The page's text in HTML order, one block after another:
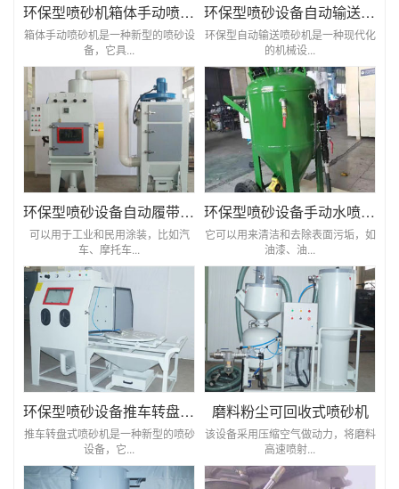
环保型喷砂机箱体手动喷砂机
箱体手动喷砂机是一种新型的喷砂设
备，它具...
环保型喷砂设备自动输送喷砂机
环保型自动输送喷砂机是一种现代化
的机械设...
环保型喷砂设备自动履带式喷砂机
可以用于工业和民用涂装，比如汽
车、摩托车...
环保型喷砂设备手动水喷砂机
它可以用来清洁和去除表面污垢，如
油漆、油...
环保型喷砂设备推车转盘式喷砂机
推车转盘式喷砂机是一种新型的喷砂
设备，它...
磨料粉尘可回收式喷砂机
该设备采用压缩空气做动力，将磨料
高速喷射...